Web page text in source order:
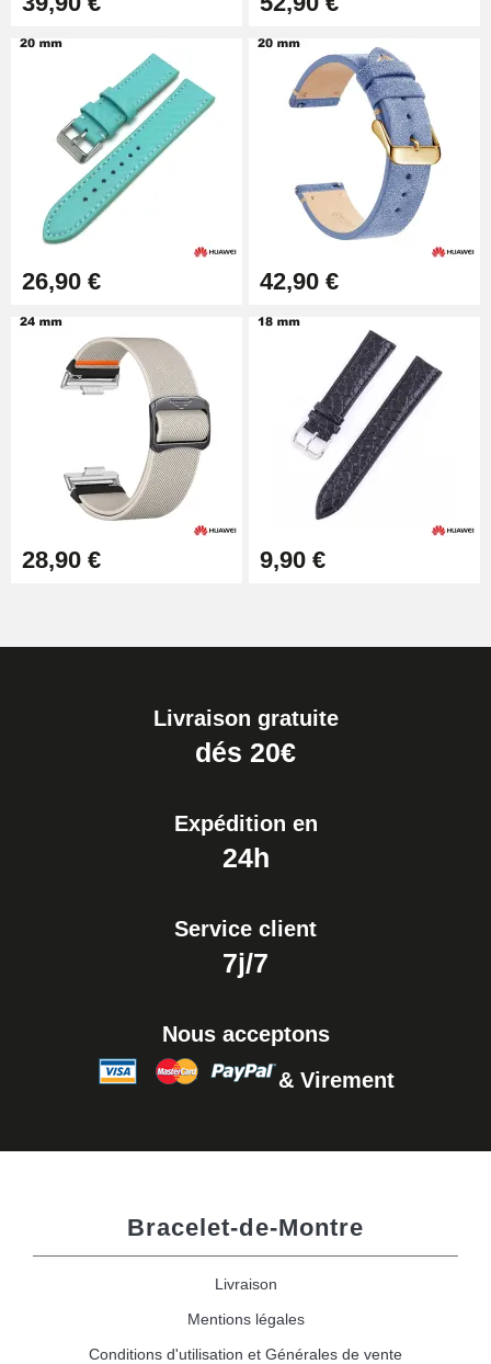
26,90 € 42,90 €
28,90 € 9,90 €
Livraison gratuite
dés 20€
Expédition en
24h
Service client
7j/7
Nous acceptons
& Virement
Bracelet-de-Montre
Livraison
Mentions légales
Conditions d'utilisation et Générales de vente